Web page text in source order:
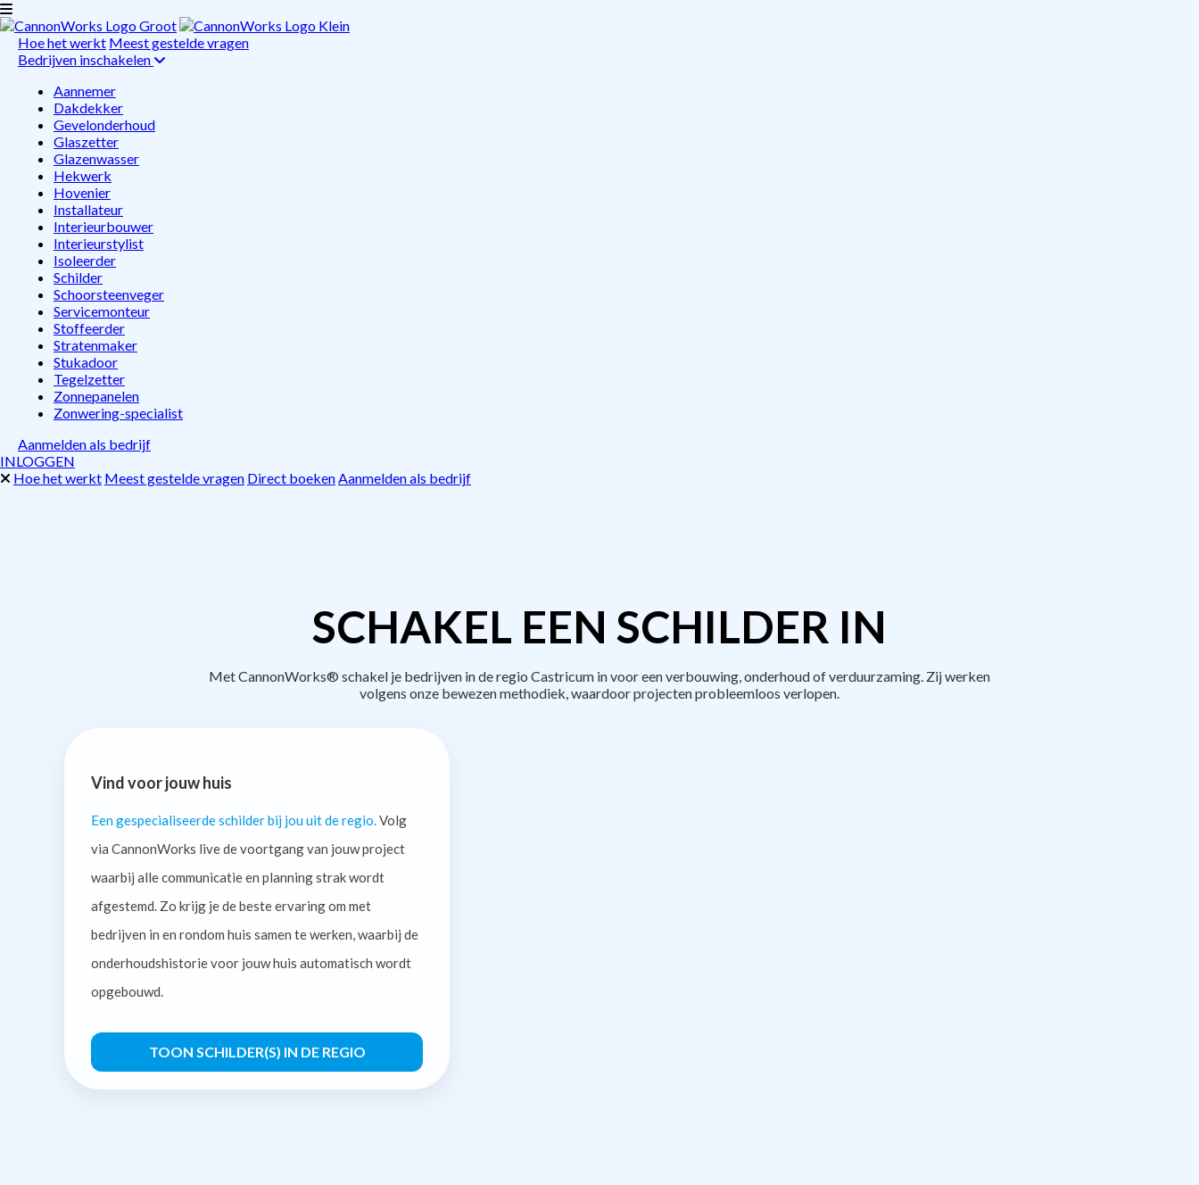
Hoe het werkt Meest gestelde vragen
Bedrijven inschakelen
Aannemer
Dakdekker
Gevelonderhoud
Glaszetter
Glazenwasser
Hekwerk
Hovenier
Installateur
Interieurbouwer
Interieurstylist
Isoleerder
Schilder
Schoorsteenveger
Servicemonteur
Stoffeerder
Stratenmaker
Stukadoor
Tegelzetter
Zonnepanelen
Zonwering-specialist
Aanmelden als bedrijf
INLOGGEN
Hoe het werkt Meest gestelde vragen Direct boekenAanmelden als bedrijf
SCHAKEL EEN SCHILDER IN
Met CannonWorks® schakel je bedrijven in de regio Castricum in voor een verbouwing, onderhoud of verduurzaming. Zij werken
volgens onze bewezen methodiek, waardoor projecten probleemloos verlopen.
Vind voor jouw huis
Een gespecialiseerde schilder bij jou uit de regio. Volg
via CannonWorks live de voortgang van jouw project
waarbij alle communicatie en planning strak wordt
afgestemd. Zo krijg je de beste ervaring om met
bedrijven in en rondom huis samen te werken, waarbij de
onderhoudshistorie voor jouw huis automatisch wordt
opgebouwd.
TOON SCHILDER(S) IN DE REGIO